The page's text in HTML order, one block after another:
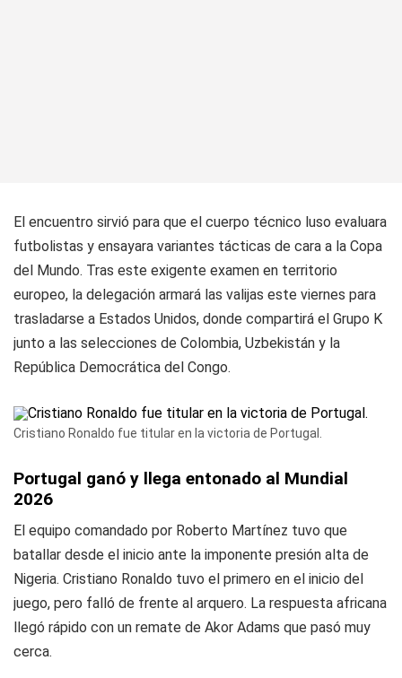
El encuentro sirvió para que el cuerpo técnico luso evaluara
futbolistas y ensayara variantes tácticas de cara a la Copa
del Mundo. Tras este exigente examen en territorio
europeo, la delegación armará las valijas este viernes para
trasladarse a Estados Unidos, donde compartirá el Grupo K
junto a las selecciones de Colombia, Uzbekistán y la
República Democrática del Congo.
Cristiano Ronaldo fue titular en la victoria de Portugal.
Portugal ganó y llega entonado al Mundial
2026
El equipo comandado por Roberto Martínez tuvo que
batallar desde el inicio ante la imponente presión alta de
Nigeria. Cristiano Ronaldo tuvo el primero en el inicio del
juego, pero falló de frente al arquero. La respuesta africana
llegó rápido con un remate de Akor Adams que pasó muy
cerca.